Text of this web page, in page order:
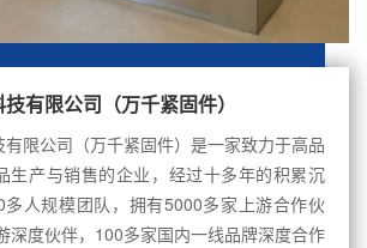
有限公司（万千紧固件）
限公司（万千紧固件）是一家致力于高品
生产与销售的企业，经过十多年的积累沉
人规模团队，拥有5000多家上游合作伙
深度伙伴，100多家国内一线品牌深度合作